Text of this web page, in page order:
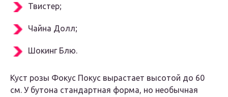
Твистер;
Чайна Долл;
Шокинг Блю.
Куст розы Фокус Покус вырастает высотой до 60
см. У бутона стандартная форма, но необычная